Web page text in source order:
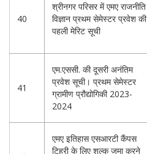
40
श्रीनगर परिसर में एमए राजनीति
विज्ञान प्रथम सेमेस्टर प्रवेश की
पहली मेरिट सूची
41
एम.एससी. की दूसरी अनंतिम
प्रवेश सूची। प्रथम सेमेस्टर
ग्रामीण प्रौद्योगिकी 2023-
2024
एमए इतिहास एसआरटी कैंपस
टिहरी के लिए शुल्क जमा करने